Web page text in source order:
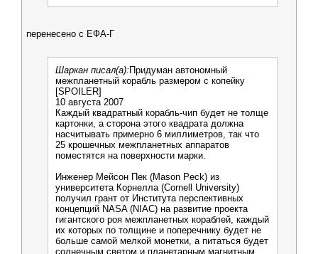
перенесено с ЕФА-Г
Шаркан писал(а): Придуман автономный
межпланетный корабль размером с копейку
[SPOILER]
10 августа 2007
Каждый квадратный корабль-чип будет не толще
картонки, а сторона этого квадрата должна
насчитывать примерно 6 миллиметров, так что
25 крошечных межпланетных аппаратов
поместятся на поверхности марки.
Инженер Мейсон Пек (Mason Peck) из
университета Корнелла (Cornell University)
получил грант от Института перспективных
концепций NASA (NIAC) на развитие проекта
гигантского роя межпланетных кораблей, каждый
их которых по толщине и поперечнику будет не
больше самой мелкой монетки, а питаться будет
солнечным светом и планетарным магнитным